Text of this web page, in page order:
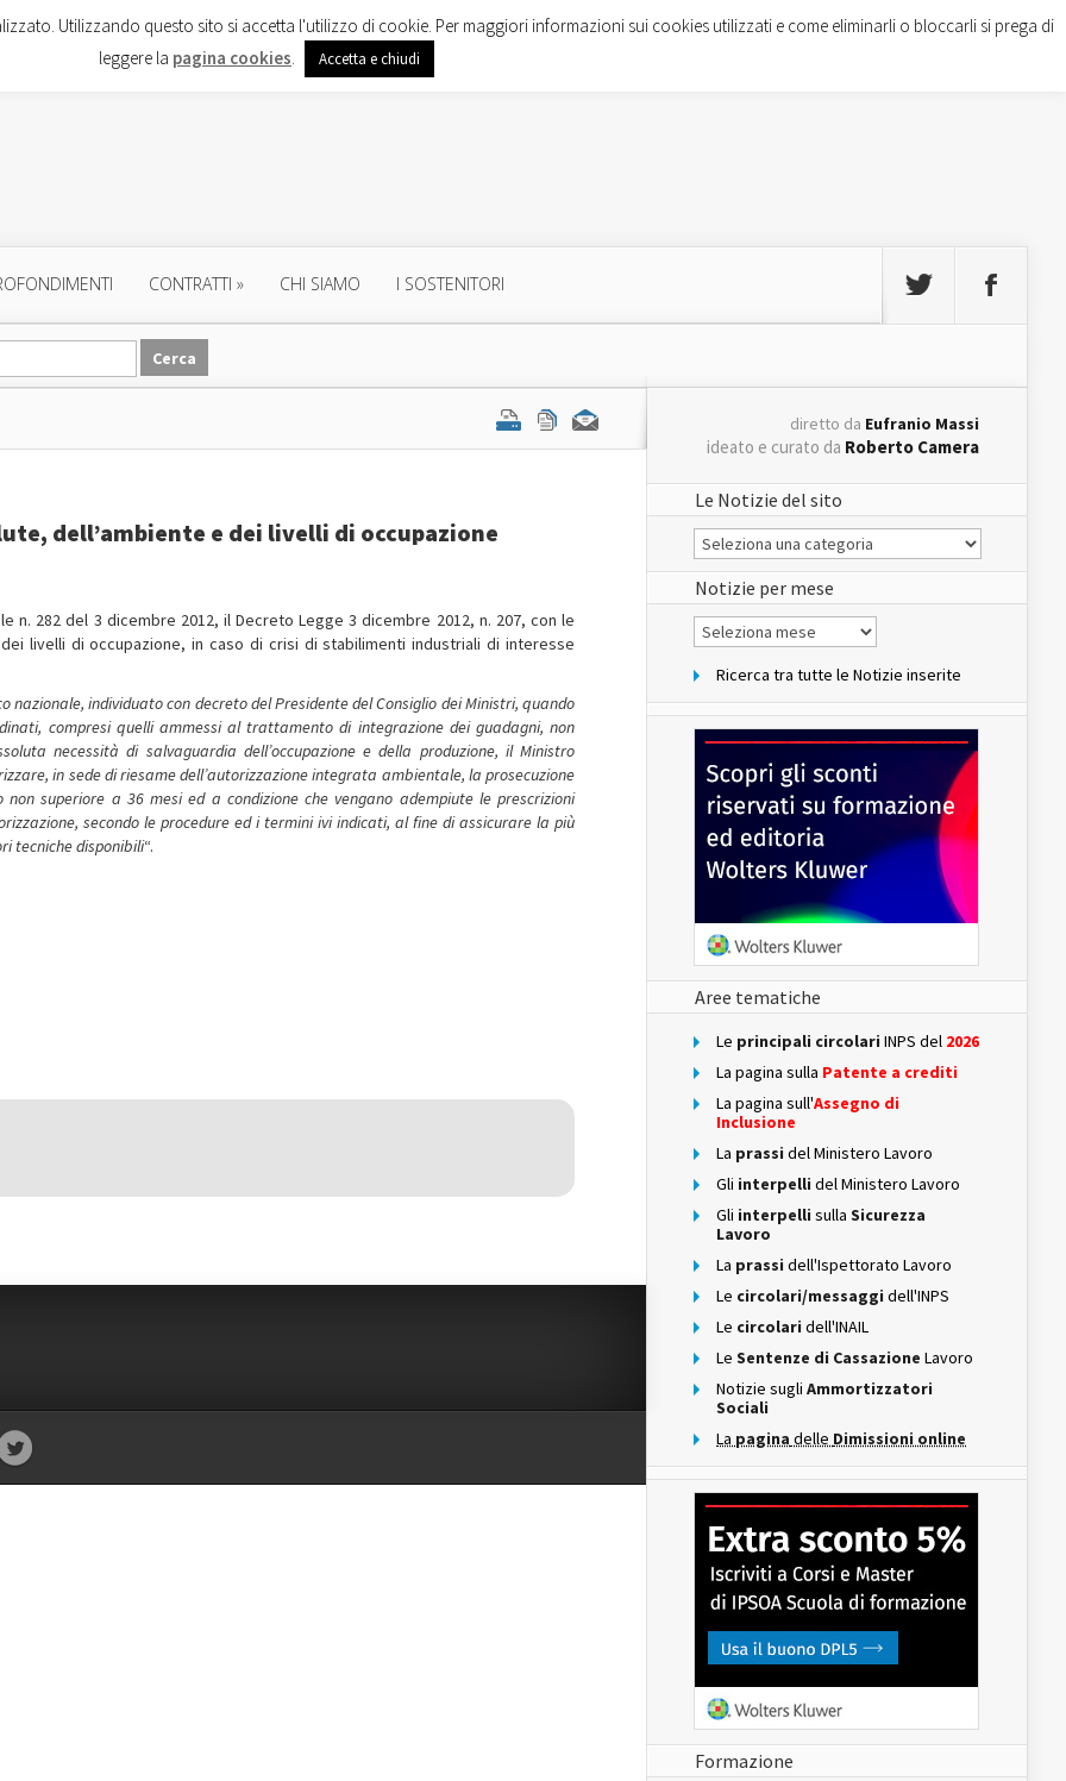
CONTRATTI » CHI SIAMO I SOSTENITORI
dell’ambiente e dei livelli di occupazione
n. 282 del 3 dicembre 2012, il Decreto Legge 3 dicembre 2012, n. 207, con le
livelli di occupazione, in caso di crisi di stabilimenti industriali di interesse
individuato con decreto del Presidente del Consiglio dei Ministri, quando
compresi quelli ammessi al trattamento di integrazione dei guadagni, non
necessità di salvaguardia dell’occupazione e della produzione, il Ministro
in sede di riesame dell’autorizzazione integrata ambientale, la prosecuzione
superiore a 36 mesi ed a condizione che vengano adempiute le prescrizioni
secondo le procedure ed i termini ivi indicati, al fine di assicurare la più
tecniche disponibili“.
diretto da Eufranio Massi
ideato e curato da Roberto Camera
Le Notizie del sito
Le
Notizie
del
sito
Notizie per mese
Notizie
per
Ricerca tra tutte le Notizie inserite
Aree tematiche
Le principali circolari INPS del 2026
La pagina sulla Patente a crediti
La pagina sull'Assegno di
Inclusione
La prassi del Ministero Lavoro
Gli interpelli del Ministero Lavoro
Gli interpelli sulla Sicurezza
Lavoro
La prassi dell'Ispettorato Lavoro
Le circolari/messaggi dell'INPS
Le circolari dell'INAIL
Le Sentenze di Cassazione Lavoro
Notizie sugli Ammortizzatori
Sociali
La pagina delle Dimissioni online
Formazione
Utilizzando questo sito si accetta l'utilizzo di cookie. Per maggiori informazioni sui cookies utilizzati e come eliminarli o bloccarli si prega di
leggere la pagina cookies. Accetta e chiudi